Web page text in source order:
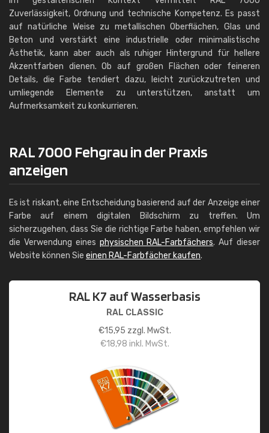
Zuverlässigkeit, Ordnung und technische Kompetenz. Es passt
auf natürliche Weise zu metallischen Oberflächen, Glas und
Beton und verstärkt eine industrielle oder minimalistische
Ästhetik, kann aber auch als ruhiger Hintergrund für hellere
Akzentfarben dienen. Ob auf großen Flächen oder feineren
Details, die Farbe tendiert dazu, leicht zurückzutreten und
umliegende Elemente zu unterstützen, anstatt um
Aufmerksamkeit zu konkurrieren.
RAL 7000 Fehgrau in der Praxis
anzeigen
Es ist riskant, eine Entscheidung basierend auf der Anzeige einer
Farbe auf einem digitalen Bildschirm zu treffen. Um
sicherzugehen, dass Sie die richtige Farbe haben, empfehlen wir
die Verwendung eines physischen RAL-Farbfächers. Auf dieser
Website können Sie einen RAL-Farbfächer kaufen.
RAL K7 auf Wasserbasis
RAL CLASSIC
€15,95 zzgl. MwSt.
€18,98 inkl. MwSt.